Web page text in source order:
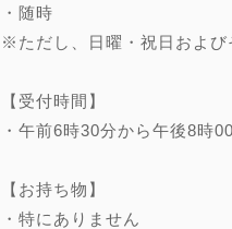
・随時
※ただし、日曜・祝日およ
【受付時間】
・午前6時30分から午後8時
【お持ち物】
・特にありません